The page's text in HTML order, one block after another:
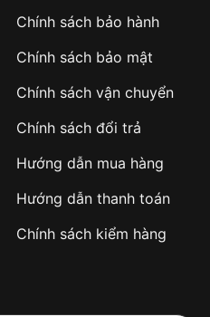
khi nhận hàng hoặc
hàng nhanh chóng
hủy đơn không mong
Chính sách bảo hành
Chính sách bảo mật
Chính sách vận chuyển
Chính sách đổi trả
Hướng dẫn mua hàng
Hướng dẫn thanh toán
Chính sách kiểm hàng